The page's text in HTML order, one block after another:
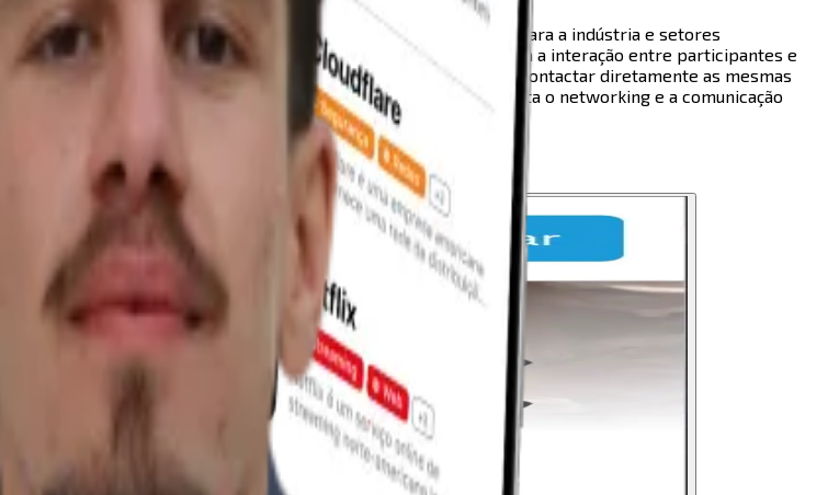
especializada no desenvolvimento de competências técnicas para a indústria e setores
organizado pela ATEC, criando uma plataforma digital que facilita a interação entre participantes e
explorar informação sobre as empresas participantes e contactar diretamente as mesmas
editar o seu perfil, partilhando informação relevante que facilita o networking e a comunicação